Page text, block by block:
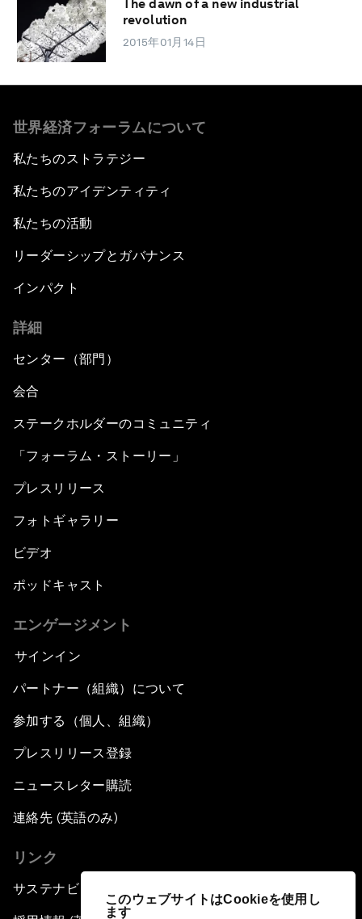
このウェブサイトはCookieを使用し
ます
The dawn of a new industrial
revolution
2015年01月14日
世界経済フォーラムについて
私たちのストラテジー
私たちのアイデンティティ
私たちの活動
リーダーシップとガバナンス
インパクト
詳細
センター（部門）
会合
ステークホルダーのコミュニティ
「フォーラム・ストーリー」
プレスリリース
フォトギャラリー
ビデオ
ポッドキャスト
エンゲージメント
サインイン
パートナー（組織）について
参加する（個人、組織）
プレスリリース登録
ニュースレター購読
連絡先 (英語のみ)
リンク
サステナビリティへの取り組み